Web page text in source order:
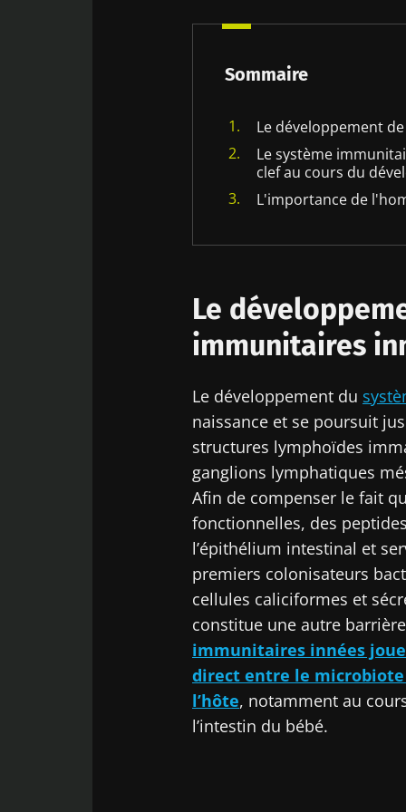
cours du développement
L'importance de l'homéostasie
Sommaire
Le développement
Le système
clef au cours du
L'importance de
Le
immunitaires
Le développement du
naissance et se poursuit
structures lymphoïdes
ganglions lymphatiques
Afin de compenser le fait
fonctionnelles, des
l’épithélium intestinal et
premiers colonisateurs
cellules caliciformes et
constitue une autre
immunitaires innées
direct entre le
l’hôte, notamment au
l’intestin du bébé.